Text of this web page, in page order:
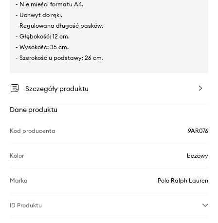
- Nie mieści formatu A4.
- Uchwyt do ręki.
- Regulowana długość pasków.
- Głębokość: 12 cm.
- Wysokość: 35 cm.
- Szerokość u podstawy: 26 cm.
Szczegóły produktu
Dane produktu
Kod producenta 9AR076
Kolor beżowy
Marka Polo Ralph Lauren
ID Produktu